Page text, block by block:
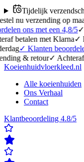
Tijdelijk
op maandag of
een 4,8/5✓Gratis
met Klarna ✓Bestel nu
beoordelen ons met
✓ Achteraf betalen
Koeienhuidvloerkleed.nl
Alle koeienhuiden
Ons Verhaal
Contact
Klantbeoordeling 4.8/5